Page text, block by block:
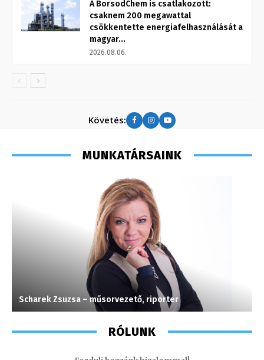
A BorsodChem is csatlakozott:
csaknem 200 megawattal
csökkentette energiafelhasználását a
magyar...
2026.08.06.
Követés:
MUNKATÁRSAINK
Scharek Zsuzsa – műsorvezető, riporter
RÓLUNK